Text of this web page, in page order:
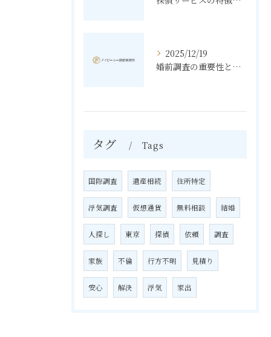
2025/12/19
婚前調査の重要性と進め方
タグ Tags
国際調査 遺産相続 住所特定
浮気調査 仮想通貨 無料相談 結婚
人探し 東京 探偵 依頼 調査
家族 不倫 行方不明 見積り
安心 解決 浮気 家出